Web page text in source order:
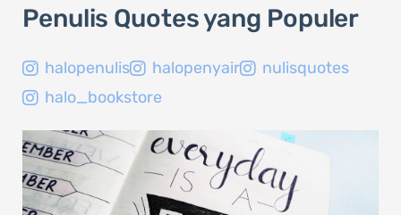
Penulis Quotes yang Populer
halopenulis halopenyair
nulisquotes
halo_bookstore